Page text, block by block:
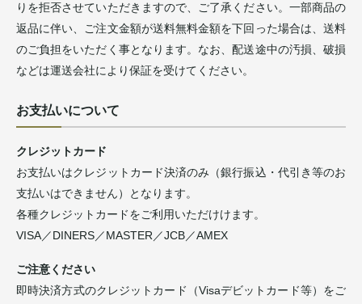
りを拒否させていただきますので、ご了承ください。一部商品の
返品に伴い、ご注文金額が送料無料金額を下回った場合は、送料
のご負担をいただく事となります。なお、配送途中の汚損、破損
などは運送会社により保証を受けてください。
お支払いについて
クレジットカード
お支払いはクレジットカード決済のみ（銀行振込・代引き等のお
支払いはできません）となります。
各種クレジットカードをご利用いただけけます。
VISA／DINERS／MASTER／JCB／AMEX
ご注意ください
即時決済方式のクレジットカード（Visaデビットカード等）をご